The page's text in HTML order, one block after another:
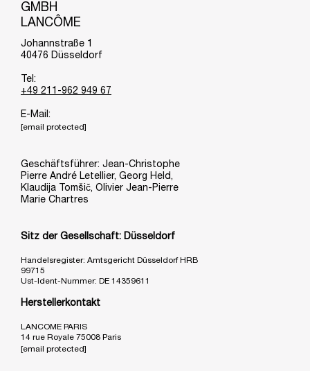
GMBH
LANCÔME
Johannstraße 1
40476 Düsseldorf
Tel:
+49 211-962 949 67
E-Mail:
[email protected]
Geschäftsführer: Jean-Christophe
Pierre André Letellier, Georg Held,
Klaudija Tomšič, Olivier Jean-Pierre
Marie Chartres
Sitz der Gesellschaft: Düsseldorf
Handelsregister: Amtsgericht Düsseldorf HRB
99715
Ust-Ident-Nummer: DE 14359611
Herstellerkontakt
LANCOME PARIS
14 rue Royale 75008 Paris
[email protected]